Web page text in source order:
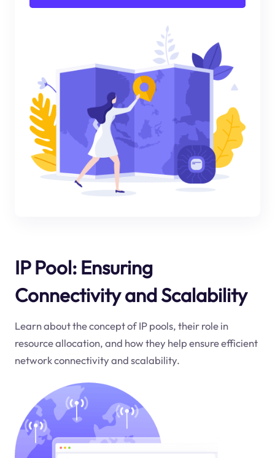
IP Pool: Ensuring
Connectivity and Scalability
Learn about the concept of IP pools, their role in
resource allocation, and how they help ensure efficient
network connectivity and scalability.